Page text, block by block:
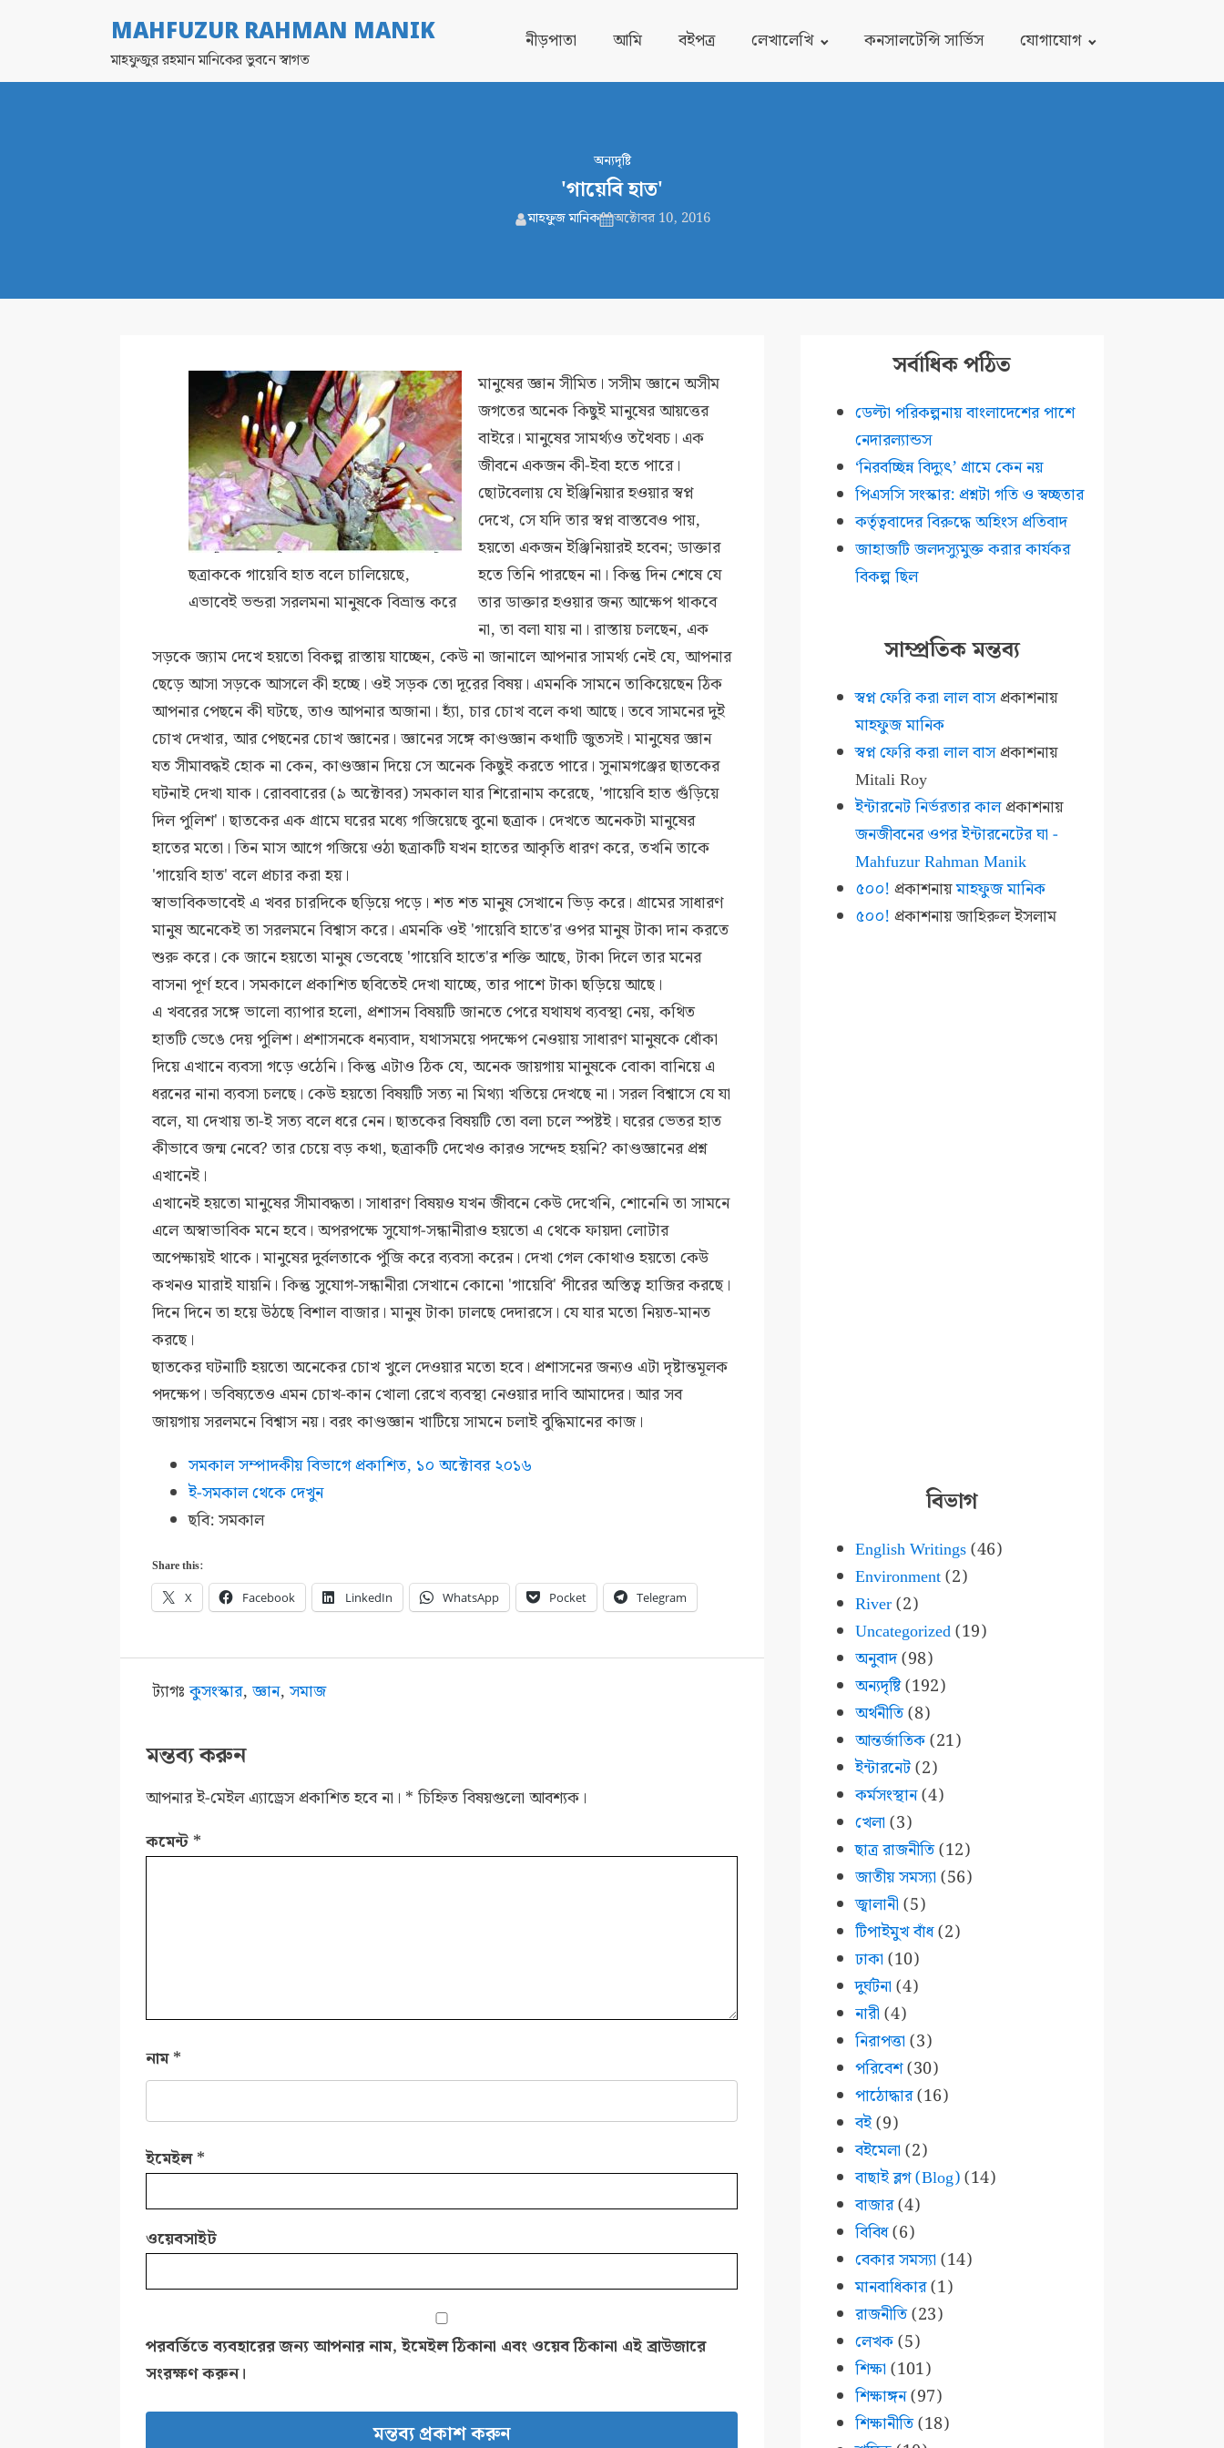
MAHFUZUR RAHMAN MANIK
মাহফুজুর রহমান মানিকের ভুবনে স্বাগত
নীড়পাতা আমি বইপত্র লেখালেখি কনসালটেন্সি সার্ভিস যোগাযোগ
অন্যদৃষ্টি
'গায়েবি হাত'
মাহফুজ মানিক অক্টোবর 10, 2016
ছত্রাককে গায়েবি হাত বলে চালিয়েছে,
এভাবেই ভন্ডরা সরলমনা মানুষকে বিভ্রান্ত করে
মানুষের জ্ঞান সীমিত। সসীম জ্ঞানে অসীম
জগতের অনেক কিছুই মানুষের আয়ত্তের
বাইরে। মানুষের সামর্থ্যও তথৈবচ। এক
জীবনে একজন কী-ইবা হতে পারে।
ছোটবেলায় যে ইঞ্জিনিয়ার হওয়ার স্বপ্ন
দেখে, সে যদি তার স্বপ্ন বাস্তবেও পায়,
হয়তো একজন ইঞ্জিনিয়ারই হবেন; ডাক্তার
হতে তিনি পারছেন না। কিন্তু দিন শেষে যে
তার ডাক্তার হওয়ার জন্য আক্ষেপ থাকবে
না, তা বলা যায় না। রাস্তায় চলছেন, এক
সড়কে জ্যাম দেখে হয়তো বিকল্প রাস্তায় যাচ্ছেন, কেউ না জানালে আপনার সামর্থ্য নেই যে, আপনার
ছেড়ে আসা সড়কে আসলে কী হচ্ছে। ওই সড়ক তো দূরের বিষয়। এমনকি সামনে তাকিয়েছেন ঠিক
আপনার পেছনে কী ঘটছে, তাও আপনার অজানা। হ্যাঁ, চার চোখ বলে কথা আছে। তবে সামনের দুই
চোখ দেখার, আর পেছনের চোখ জ্ঞানের। জ্ঞানের সঙ্গে কাণ্ডজ্ঞান কথাটি জুতসই। মানুষের জ্ঞান
যত সীমাবদ্ধই হোক না কেন, কাণ্ডজ্ঞান দিয়ে সে অনেক কিছুই করতে পারে। সুনামগঞ্জের ছাতকের
ঘটনাই দেখা যাক। রোববারের (৯ অক্টোবর) সমকাল যার শিরোনাম করেছে, 'গায়েবি হাত গুঁড়িয়ে
দিল পুলিশ'। ছাতকের এক গ্রামে ঘরের মধ্যে গজিয়েছে বুনো ছত্রাক। দেখতে অনেকটা মানুষের
হাতের মতো। তিন মাস আগে গজিয়ে ওঠা ছত্রাকটি যখন হাতের আকৃতি ধারণ করে, তখনি তাকে
'গায়েবি হাত' বলে প্রচার করা হয়।
স্বাভাবিকভাবেই এ খবর চারদিকে ছড়িয়ে পড়ে। শত শত মানুষ সেখানে ভিড় করে। গ্রামের সাধারণ
মানুষ অনেকেই তা সরলমনে বিশ্বাস করে। এমনকি ওই 'গায়েবি হাতে'র ওপর মানুষ টাকা দান করতে
শুরু করে। কে জানে হয়তো মানুষ ভেবেছে 'গায়েবি হাতে'র শক্তি আছে, টাকা দিলে তার মনের
বাসনা পূর্ণ হবে। সমকালে প্রকাশিত ছবিতেই দেখা যাচ্ছে, তার পাশে টাকা ছড়িয়ে আছে।
এ খবরের সঙ্গে ভালো ব্যাপার হলো, প্রশাসন বিষয়টি জানতে পেরে যথাযথ ব্যবস্থা নেয়, কথিত
হাতটি ভেঙে দেয় পুলিশ। প্রশাসনকে ধন্যবাদ, যথাসময়ে পদক্ষেপ নেওয়ায় সাধারণ মানুষকে ধোঁকা
দিয়ে এখানে ব্যবসা গড়ে ওঠেনি। কিন্তু এটাও ঠিক যে, অনেক জায়গায় মানুষকে বোকা বানিয়ে এ
ধরনের নানা ব্যবসা চলছে। কেউ হয়তো বিষয়টি সত্য না মিথ্যা খতিয়ে দেখছে না। সরল বিশ্বাসে যে যা
বলে, যা দেখায় তা-ই সত্য বলে ধরে নেন। ছাতকের বিষয়টি তো বলা চলে স্পষ্টই। ঘরের ভেতর হাত
কীভাবে জন্ম নেবে? তার চেয়ে বড় কথা, ছত্রাকটি দেখেও কারও সন্দেহ হয়নি? কাণ্ডজ্ঞানের প্রশ্ন
এখানেই।
এখানেই হয়তো মানুষের সীমাবদ্ধতা। সাধারণ বিষয়ও যখন জীবনে কেউ দেখেনি, শোনেনি তা সামনে
এলে অস্বাভাবিক মনে হবে। অপরপক্ষে সুযোগ-সন্ধানীরাও হয়তো এ থেকে ফায়দা লোটার
অপেক্ষায়ই থাকে। মানুষের দুর্বলতাকে পুঁজি করে ব্যবসা করেন। দেখা গেল কোথাও হয়তো কেউ
কখনও মারাই যায়নি। কিন্তু সুযোগ-সন্ধানীরা সেখানে কোনো 'গায়েবি' পীরের অস্তিত্ব হাজির করছে।
দিনে দিনে তা হয়ে উঠছে বিশাল বাজার। মানুষ টাকা ঢালছে দেদারসে। যে যার মতো নিয়ত-মানত
করছে।
ছাতকের ঘটনাটি হয়তো অনেকের চোখ খুলে দেওয়ার মতো হবে। প্রশাসনের জন্যও এটা দৃষ্টান্তমূলক
পদক্ষেপ। ভবিষ্যতেও এমন চোখ-কান খোলা রেখে ব্যবস্থা নেওয়ার দাবি আমাদের। আর সব
জায়গায় সরলমনে বিশ্বাস নয়। বরং কাণ্ডজ্ঞান খাটিয়ে সামনে চলাই বুদ্ধিমানের কাজ।
সমকাল সম্পাদকীয় বিভাগে প্রকাশিত, ১০ অক্টােবর২০১৬
ই-সমকাল থেকে দেখুন
ছবি: সমকাল
Share this:
X Facebook LinkedIn WhatsApp Pocket Telegram
ট্যাগঃকুসংস্কার,জ্ঞান,সমাজ
মন্তব্য করুন
আপনার ই-মেইল এ্যাড্রেস প্রকাশিত হবে না। * চিহ্নিত বিষয়গুলো আবশ্যক।
কমেন্ট *
নাম*
ইমেইল*
ওয়েবসাইট
পরবর্তিতে ব্যবহারের জন্য আপনার নাম, ইমেইল ঠিকানা এবং ওয়েব ঠিকানা এই ব্রাউজারে
সংরক্ষণ করুন।
সর্বাধিক পঠিত
ডেল্টা পরিকল্পনায় বাংলাদেশের পাশে
নেদারল্যান্ডস
‘নিরবচ্ছিন্ন বিদ্যুৎ’ গ্রামে কেন নয়
পিএসসি সংস্কার: প্রশ্নটা গতি ও স্বচ্ছতার
কর্তৃত্ববাদের বিরুদ্ধে অহিংস প্রতিবাদ
জাহাজটি জলদস্যুমুক্ত করার কার্যকর
বিকল্প ছিল
সাম্প্রতিক মন্তব্য
স্বপ্ন ফেরি করা লাল বাসপ্রকাশনায়
মাহফুজ মানিক
স্বপ্ন ফেরি করা লাল বাসপ্রকাশনায়
Mitali Roy
ইন্টারনেট নির্ভরতার কালপ্রকাশনায়
জনজীবনের ওপর ইন্টারনেটের ঘা -
Mahfuzur Rahman Manik
৫০০! প্রকাশনায়মাহফুজ মানিক
৫০০! প্রকাশনায়জাহিরুল ইসলাম
বিভাগ
English Writings(46)
Environment(2)
River(2)
Uncategorized(19)
অনুবাদ(98)
অন্যদৃষ্টি(192)
অর্থনীতি(8)
আন্তর্জাতিক(21)
ইন্টারনেট(2)
কর্মসংস্থান(4)
খেলা (3)
ছাত্র রাজনীতি(12)
জাতীয় সমস্যা (56)
জ্বালানী (5)
টিপাইমুখ বাঁধ(2)
ঢাকা (10)
দুর্ঘটনা (4)
নারী (4)
নিরাপত্তা (3)
পরিবেশ(30)
পাঠোদ্ধার(16)
বই(9)
বইমেলা (2)
বাছাই ব্লগ (Blog)(14)
বাজার(4)
বিবিধ(6)
বেকার সমস্যা (14)
মানবাধিকার(1)
রাজনীতি(23)
লেখক(5)
শিক্ষা (101)
শিক্ষাঙ্গন(97)
শিক্ষানীতি(18)